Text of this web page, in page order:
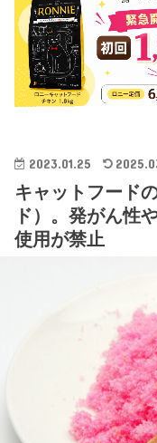
2023.01.25
キャットフード
ド）。発がん性
使用が禁止